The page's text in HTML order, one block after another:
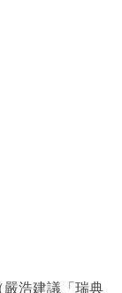
浩建議「瑞典